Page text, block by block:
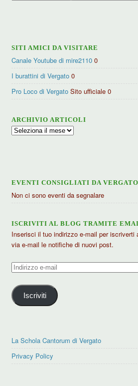
SITI AMICI DA VISITARE
Canale Youtube di mire2110 0
I burattini di Vergato 0
Pro Loco di Vergato Sito ufficiale 0
ARCHIVIO ARTICOLI
Archivio
EVENTI CONSIGLIATI DA
Non ci sono eventi da segnalare
ISCRIVITI AL BLOG TRAMITE
Inserisci il tuo indirizzo e-mail per iscriverti
via e-mail le notifiche di nuovi post.
Indirizzo
mail
Iscriviti
La Schola Cantorum di Vergato
Privacy Policy